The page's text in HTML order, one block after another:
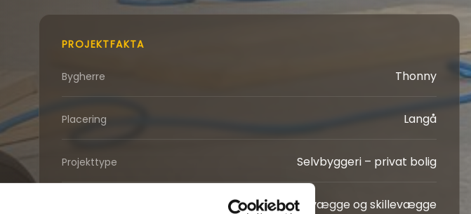
PROJEKTFAKTA
Bygherre Thonny
Placering Langå
Projekttype Selvbyggeri – privat bolig
Ydervægge og skillevægge